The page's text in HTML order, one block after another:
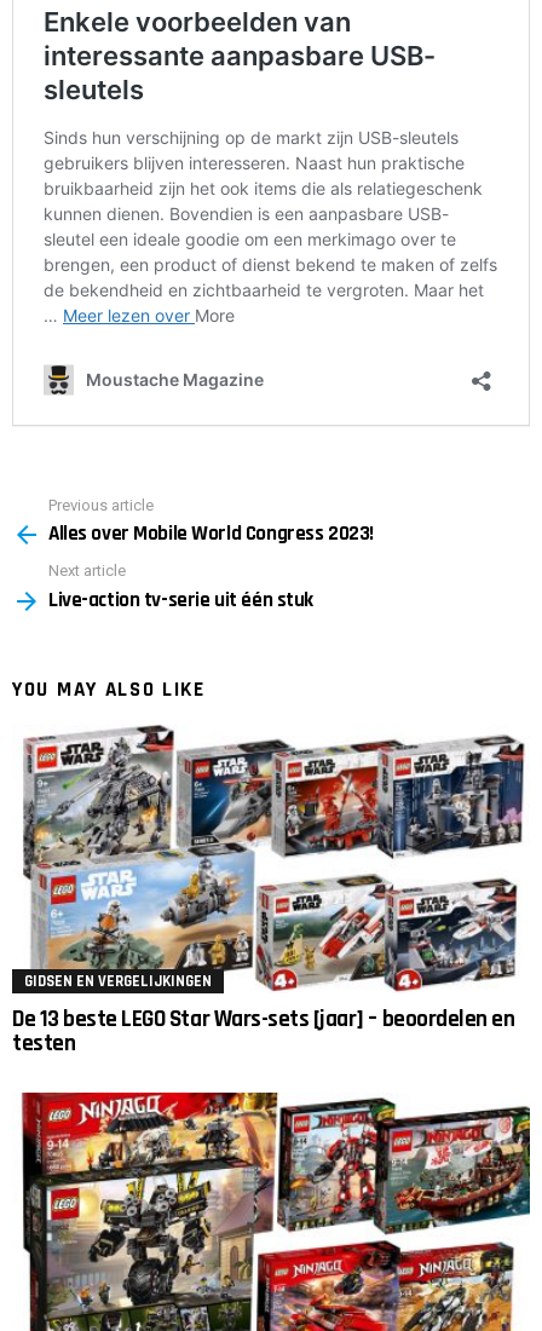
more
Previous article
Alles over Mobile World Congress 2023!
Next article
Live-action tv-serie uit één stuk
YOU MAY ALSO LIKE
GIDSEN EN VERGELIJKINGEN
De 13 beste LEGO Star Wars-sets [jaar] – beoordelen en
testen